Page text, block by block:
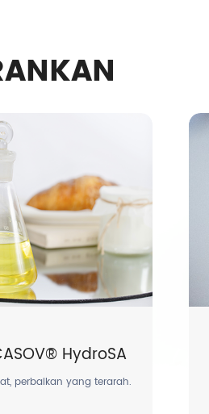
HydroSA
perbaikan yang terarah.